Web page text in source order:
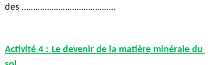
des …………………………………..
Activité 4 : Le devenir de la matière minérale du